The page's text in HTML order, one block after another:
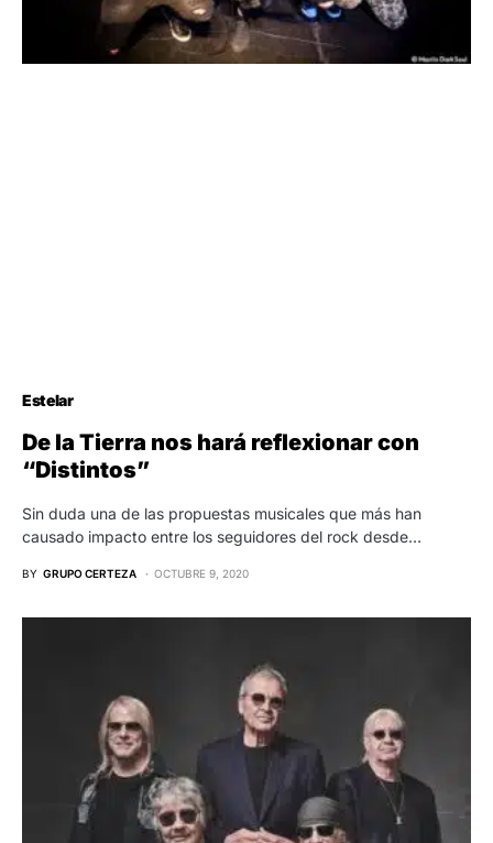
Estelar
De la Tierra nos hará reflexionar con
“Distintos”
Sin duda una de las propuestas musicales que más han
causado impacto entre los seguidores del rock desde…
BY GRUPO CERTEZA OCTUBRE 9, 2020